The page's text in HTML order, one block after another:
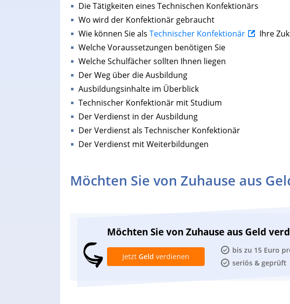
Die Tätigkeiten eines Technischen Konfektionärs
Wo wird der Konfektionär gebraucht
Wie können Sie als Technischer Konfektionär
Ihre
Welche Voraussetzungen benötigen Sie
Welche Schulfächer sollten Ihnen liegen
Der Weg über die Ausbildung
Ausbildungsinhalte im Überblick
Technischer Konfektionär mit Studium
Der Verdienst in der Ausbildung
Der Verdienst als Technischer Konfektionär
Der Verdienst mit Weiterbildungen
Möchten Sie von Zuhause aus
Möchten Sie von Zuhause aus Geld
bis zu 15 Euro
seriös & geprüft
Jetzt Geld verdienen